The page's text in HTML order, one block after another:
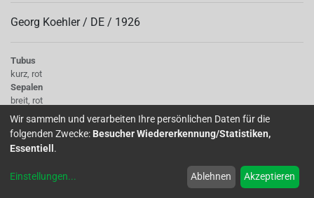
Georg Koehler / DE / 1926
Tubus
kurz, rot
Sepalen
breit, rot
Korolle/Petalen
weiß-zartrosa mit roter Aderung
Knospe/Blüte
halbgefüllt
dunkelgrün
Wir sammeln und verarbeiten Ihre persönlichen Daten für die
folgenden Zwecke: Besucher Wiedererkennung/Statistiken,
Essentiell .
Einstellungen... Ablehnen Akzeptieren